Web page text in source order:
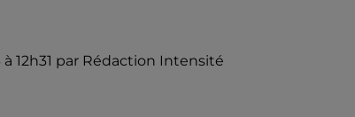
à 12h31 par Rédaction Intensité